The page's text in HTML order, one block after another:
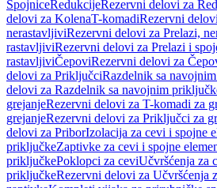
SpojniceRedukcijeRezervni delovi za
delovi za KolenaT-komadiRezervni
nerastavljiviRezervni delovi za Prelazi,
rastavljiviRezervni delovi za Prelazi i
rastavljiviČepoviRezervni delovi za
delovi za PriključciRazdelnik sa
delovi za Razdelnik sa navojnim
grejanjeRezervni delovi za T-komadi za
grejanjeRezervni delovi za Priključci za
delovi za PriborIzolacija za cevi i spojne
priključkeZaptivke za cevi i spojne
priključkePoklopci za ceviUčvršćenja za
priključkeRezervni delovi za Učvršćenja